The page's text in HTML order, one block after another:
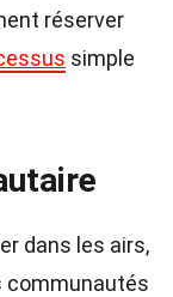
réserver
simple
dans les airs,
communautés